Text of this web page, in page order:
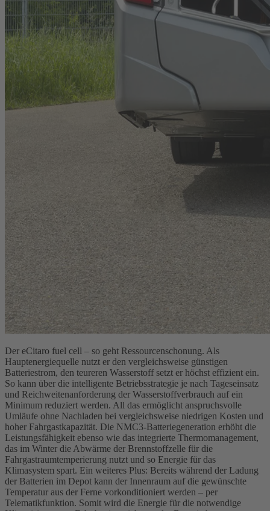
Der eCitaro fuel cell – so geht Ressourcenschonung. Als
Hauptenergiequelle nutzt er den vergleichsweise günstigen
Batteriestrom, den teureren Wasserstoff setzt er höchst effizient ein.
So kann über die intelligente Betriebsstrategie je nach Tageseinsatz
und Reichweitenanforderung der Wasserstoffverbrauch auf ein
Minimum reduziert werden. All das ermöglicht anspruchsvolle
Umläufe ohne Nachladen bei vergleichsweise niedrigen Kosten und
hoher Fahrgastkapazität. Die NMC3-Batteriegeneration erhöht die
Leistungsfähigkeit ebenso wie das integrierte Thermomanagement,
das im Winter die Abwärme der Brennstoffzelle für die
Fahrgastraumtemperierung nutzt und so Energie für das
Klimasystem spart. Ein weiteres Plus: Bereits während der Ladung
der Batterien im Depot kann der Innenraum auf die gewünschte
Temperatur aus der Ferne vorkonditioniert werden – per
Telematikfunktion. Somit wird die Energie für die notwendige